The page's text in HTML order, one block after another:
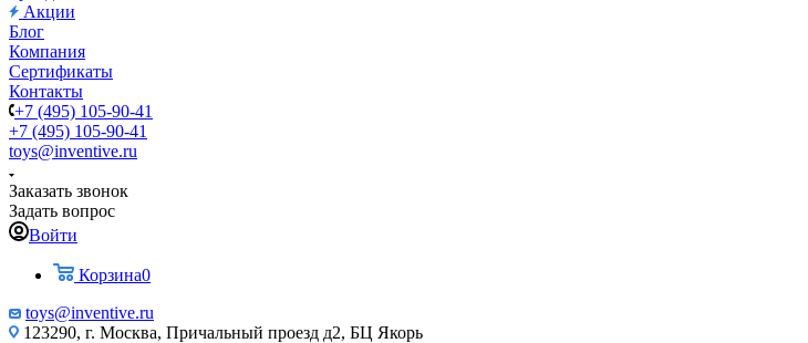
Акции
Блог
Компания
Сертификаты
Контакты
+7 (495) 105-90-41
+7 (495) 105-90-41
toys@inventive.ru
Заказать звонок
Задать вопрос
Войти
Корзина0
toys@inventive.ru
123290, г. Москва, Причальный проезд д2, БЦ Якорь